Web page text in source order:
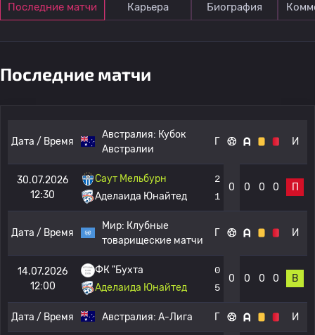
Последние матчи Карьера Биография
Последние матчи
Дата / Время
Австралия: Кубок
Австралии
Г И
30.07.2026
12:30
Саут Мельбурн
Аделаида Юнайтед
2
1
0 0 0 0 П
Дата / Время
Мир: Клубные
товарищеские матчи
Г И
14.07.2026
12:00
ФК "Бухта
Аделаида Юнайтед
0
5
0 0 0 0 В
Дата / Время Австралия: А-Лига Г И